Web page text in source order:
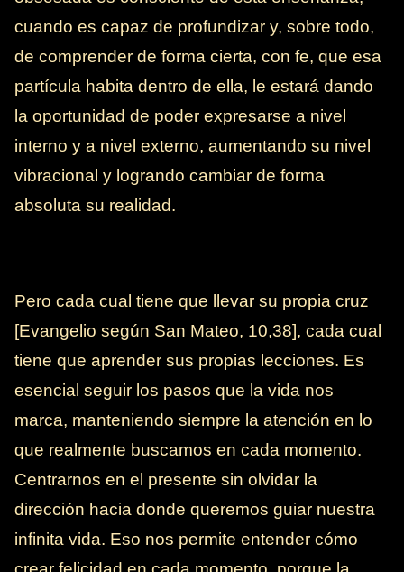
cuando es capaz de profundizar y, sobre todo,
de comprender de forma cierta, con fe, que esa
partícula habita dentro de ella, le estará dando
la oportunidad de poder expresarse a nivel
interno y a nivel externo, aumentando su nivel
vibracional y logrando cambiar de forma
absoluta su realidad.
Pero cada cual tiene que llevar su propia cruz
[Evangelio según San Mateo, 10,38], cada cual
tiene que aprender sus propias lecciones. Es
esencial seguir los pasos que la vida nos
marca, manteniendo siempre la atención en lo
que realmente buscamos en cada momento.
Centrarnos en el presente sin olvidar la
dirección hacia donde queremos guiar nuestra
infinita vida. Eso nos permite entender cómo